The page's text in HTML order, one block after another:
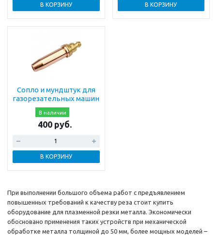
В КОРЗИНУ В КОРЗИНУ
Сопло и мундштук для
газорезательных машин
В наличии
400 руб.
В КОРЗИНУ
При выполнении большого объема работ с предъявлением
повышенных требований к качеству реза стоит купить
оборудование для плазменной резки металла. Экономически
обосновано применения таких устройств при механической
обработке металла толщиной до 50 мм, более мощных моделей –